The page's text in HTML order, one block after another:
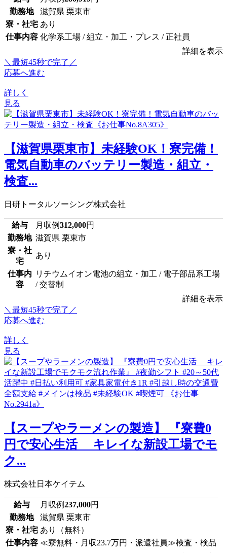
勤務地
滋賀県 栗東市
寮・社宅 あり
仕事内容 化学系工場 / 組立・加工・プレス / 正社員
詳細を表示
＼最短45秒で完了／
応募へ進む
詳しく
見る
【滋賀県栗東市】未経験OK！寮完備！
電気自動車のバッテリー製造・組立・
検査...
日研トータルソーシング株式会社
給与 月収例312,000円
勤務地 滋賀県 栗東市
寮・社
宅
あり
仕事内
容
リチウムイオン電池の組立・加工 / 電子部品系工場
/ 交替制
詳細を表示
＼最短45秒で完了／
応募へ進む
詳しく
見る
【スープやラーメンの製造】 『寮費0
円で安心生活 キレイな新設工場でモ
ク...
株式会社日本ケイテム
給与 月収例237,000円
勤務地
滋賀県 栗東市
寮・社宅 あり（無料）
仕事内容 ≪寮無料・月収23.7万円・派遣社員≫検査・検品